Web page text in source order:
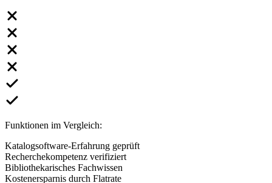
Funktionen im Vergleich:
Katalogsoftware-Erfahrung geprüft
Recherchekompetenz verifiziert
Bibliothekarisches Fachwissen
Kostenersparnis durch Flatrate